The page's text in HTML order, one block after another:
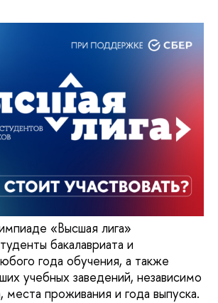
«Высшая лига»
бакалавриата и
года обучения, а также
учебных заведений, независимо
места проживания и года выпуска.